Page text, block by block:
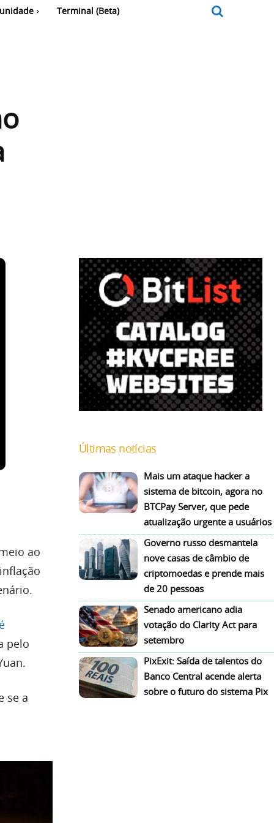
Terminal (Beta)
ao
pelo
se a
Últimas notícias
Mais um ataque hacker a
sistema de bitcoin, agora no
BTCPay Server, que pede
atualização urgente a usuários
Governo russo desmantela
nove casas de câmbio de
criptomoedas e prende mais
de 20 pessoas
Senado americano adia
votação do Clarity Act para
setembro
PixExit: Saída de talentos do
Banco Central acende alerta
sobre o futuro do sistema Pix